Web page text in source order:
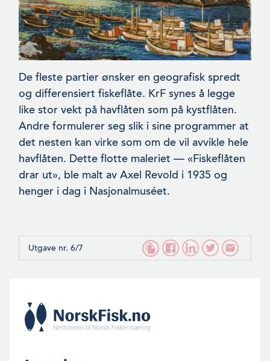
De fleste partier ønsker en geografisk spredt
og differensiert fiskeflåte. KrF synes å legge
like stor vekt på havflåten som på kystflåten.
Andre formulerer seg slik i sine programmer at
det nesten kan virke som om de vil avvikle hele
havflåten. Dette flotte maleriet — «Fiskeflåten
drar ut», ble malt av Axel Revold i 1935 og
henger i dag i Nasjonalmuséet.
Utgave nr. 6/7